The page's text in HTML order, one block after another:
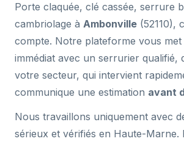
Porte claquée, clé cassée, serrure
cambriolage à Ambonville (52110),
compte. Notre plateforme vous
immédiat avec un serrurier qualifié,
votre secteur, qui intervient
communique une estimation avant
Nous travaillons uniquement avec
sérieux et vérifiés en Haute-Marne.